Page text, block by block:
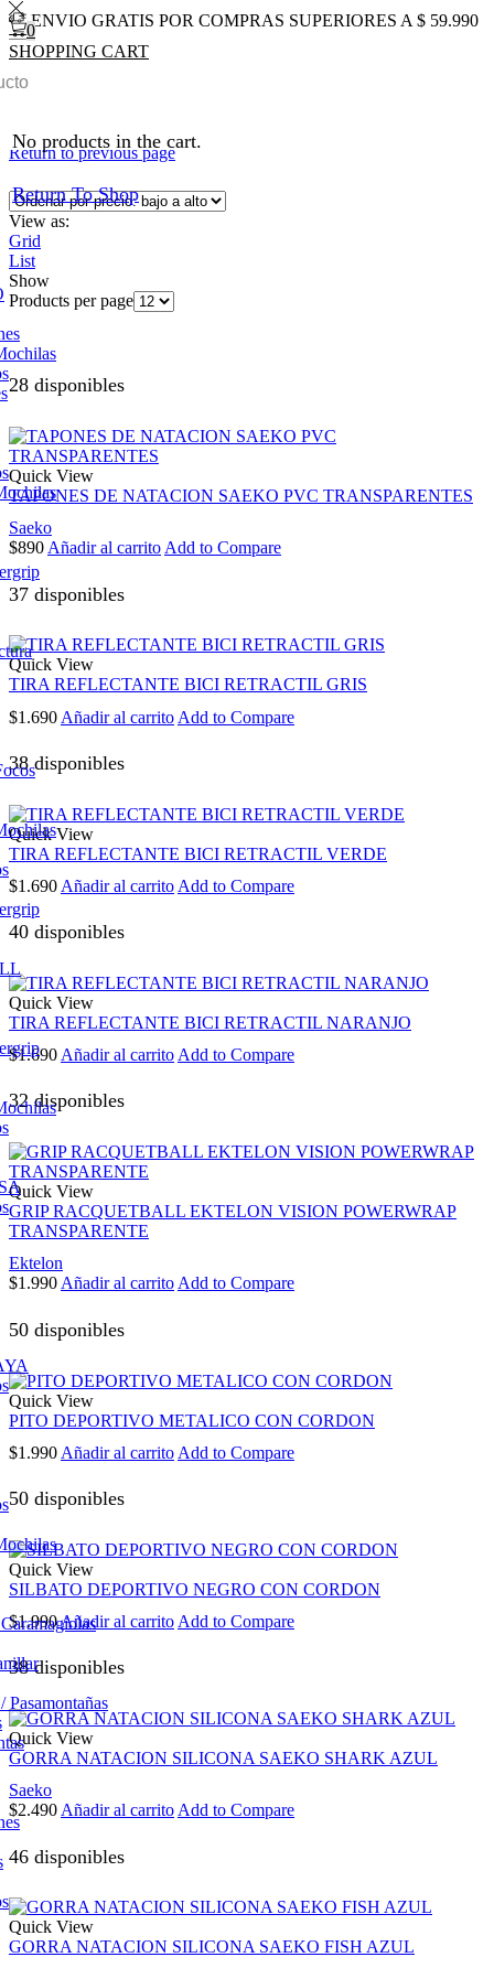
ENVIO GRATIS POR COMPRAS SUPERIORES A $ 59.990
Pasamontañas
0
SHOPPING CART
No products in the cart.
Return To Shop
Return to previous page
View as:
Grid
List
Show
Products per page
28 disponibles
Quick View
TAPONES DE NATACION SAEKO PVC TRANSPARENTES
Saeko
$890 Añadir al carrito Add to Compare
37 disponibles
Quick View
TIRA REFLECTANTE BICI RETRACTIL GRIS
$1.690 Añadir al carrito Add to Compare
38 disponibles
Quick View
TIRA REFLECTANTE BICI RETRACTIL VERDE
$1.690 Añadir al carrito Add to Compare
40 disponibles
Quick View
TIRA REFLECTANTE BICI RETRACTIL NARANJO
$1.690 Añadir al carrito Add to Compare
32 disponibles
Quick View
GRIP RACQUETBALL EKTELON VISION POWERWRAP
TRANSPARENTE
Ektelon
$1.990Añadir al carritoAdd to Compare
50 disponibles
Quick View
PITO DEPORTIVO METALICO CON CORDON
$1.990 Añadir al carrito Add to Compare
50 disponibles
Quick View
SILBATO DEPORTIVO NEGRO CON CORDON
$1.990Añadir al carrito Add to Compare
38 disponibles
Quick View
GORRA NATACION SILICONA SAEKO SHARK AZUL
Saeko
$2.490 Añadir al carrito Add to Compare
46 disponibles
Quick View
GORRA NATACION SILICONA SAEKO FISH AZUL